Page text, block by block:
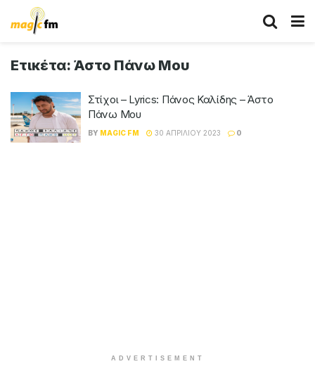
Ετικέτα: Άστο Πάνω Μου
Στίχοι – Lyrics: Πάνος Καλίδης – Άστο
Πάνω Μου
BY MAGIC FM 30 ΑΠΡΙΛΊΟΥ 2023 0
ADVERTISEMENT